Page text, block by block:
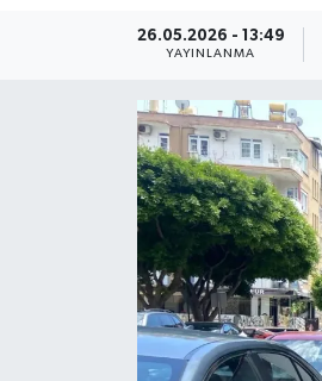
26.05.2026 - 13:49
YAYINLANMA
Gazipaşa
Son Dakika Haberleri